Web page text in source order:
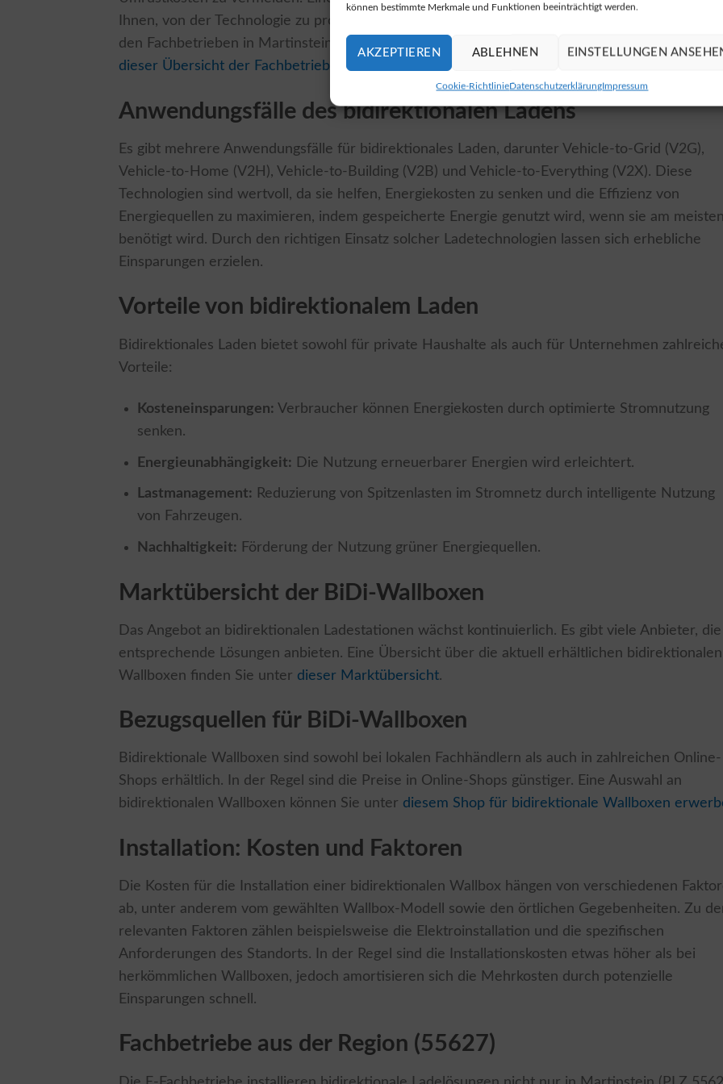
können bestimmte Merkmale und Funktionen beeinträchtigt werden.
AKZEPTIEREN ABLEHNEN EINSTELLUNGEN
Cookie-RichtlinieDatenschutzerklärungImpressum
Ihnen, von der Technologie zu profitieren, sobald die Funktion freigeschaltet ist. Informationen
den Fachbetrieben in Martinstein, die bidi-ready Wallboxen installieren können, finden Sie
dieser Übersicht der Fachbetriebe
Anwendungsfälle des bidirektionalen Ladens
Es gibt mehrere Anwendungsfälle für bidirektionales Laden, darunter Vehicle-to-Grid (V2G),
Vehicle-to-Home (V2H), Vehicle-to-Building (V2B) und Vehicle-to-Everything (V2X). Diese
Technologien sind wertvoll, da sie helfen, Energiekosten zu senken und die Effizienz von
Energiequellen zu maximieren, indem gespeicherte Energie genutzt wird, wenn sie am meisten
benötigt wird. Durch den richtigen Einsatz solcher Ladetechnologien lassen sich erhebliche
Einsparungen erzielen.
Vorteile von bidirektionalem Laden
Bidirektionales Laden bietet sowohl für private Haushalte als auch für Unternehmen
Vorteile:
Kosteneinsparungen: Verbraucher können Energiekosten durch optimierte Stromnutzung
senken.
Energieunabhängigkeit: Die Nutzung erneuerbarer Energien wird erleichtert.
Lastmanagement: Reduzierung von Spitzenlasten im Stromnetz durch intelligente Nutzung
von Fahrzeugen.
Nachhaltigkeit: Förderung der Nutzung grüner Energiequellen.
Marktübersicht der BiDi-Wallboxen
Das Angebot an bidirektionalen Ladestationen wächst kontinuierlich. Es gibt viele Anbieter, die
entsprechende Lösungen anbieten. Eine Übersicht über die aktuell erhältlichen bidirektionalen
Wallboxen finden Sie unter dieser Marktübersicht.
Bezugsquellen für BiDi-Wallboxen
Bidirektionale Wallboxen sind sowohl bei lokalen Fachhändlern als auch in zahlreichen Online-
Shops erhältlich. In der Regel sind die Preise in Online-Shops günstiger. Eine Auswahl an
bidirektionalen Wallboxen können Sie unter diesem Shop für bidirektionale Wallboxen
Installation: Kosten und Faktoren
Die Kosten für die Installation einer bidirektionalen Wallbox hängen von verschiedenen
ab, unter anderem vom gewählten Wallbox-Modell sowie den örtlichen Gegebenheiten. Zu
relevanten Faktoren zählen beispielsweise die Elektroinstallation und die spezifischen
Anforderungen des Standorts. In der Regel sind die Installationskosten etwas höher als bei
herkömmlichen Wallboxen, jedoch amortisieren sich die Mehrkosten durch potenzielle
Einsparungen schnell.
Fachbetriebe aus der Region (55627)